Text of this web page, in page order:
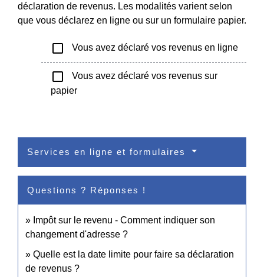
déclaration de revenus. Les modalités varient selon
que vous déclarez en ligne ou sur un formulaire papier.
check_box_outline_blank Vous avez déclaré vos revenus en ligne
check_box_outline_blank
Vous avez déclaré vos revenus sur
papier
Services en ligne et formulaires
Questions ? Réponses !
Impôt sur le revenu - Comment indiquer son
changement d'adresse ?
Quelle est la date limite pour faire sa déclaration
de revenus ?